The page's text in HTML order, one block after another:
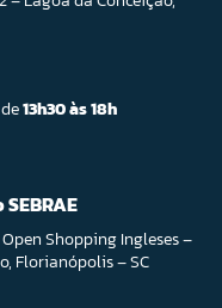
13h30 às 18h
Shopping Ingleses –
Florianópolis – SC